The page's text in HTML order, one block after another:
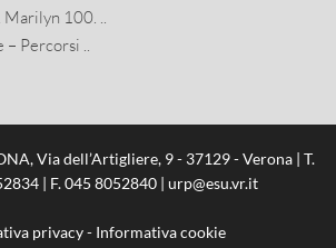
100. ..
Percorsi ..
Via dell’Artigliere, 9 - 37129 - Verona | T.
| F. 045 8052840 | urp@esu.vr.it
privacy- Informativa cookie